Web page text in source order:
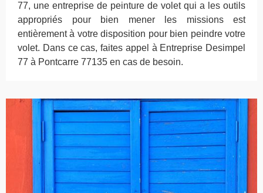
77, une entreprise de peinture de volet qui a les outils
appropriés pour bien mener les missions est
entièrement à votre disposition pour bien peindre votre
volet. Dans ce cas, faites appel à Entreprise Desimpel
77 à Pontcarre 77135 en cas de besoin.